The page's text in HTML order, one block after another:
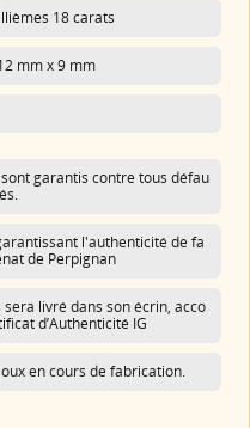
18 carats
mm x 9 mm
garantis contre tous défau
l'authenticité de fa
de Perpignan
livré dans son écrin, acco
d’Authenticité IG
en cours de fabrication.